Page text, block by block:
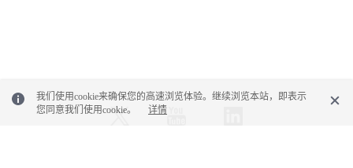
表
我们使用cookie来确保您的高速浏览体验。继续浏览本站，即表示
您同意我们使用cookie。
详情